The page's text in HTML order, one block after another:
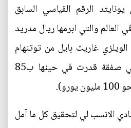
الرقم القياسي السابق
العالم والتي ابرمها ريال مدريد
غاريث بايل من توتنهام
الانكليزي عام 2013 في صفقة قدرت في حينها ب85
الانسب لي لتحقيق كل ما آمل